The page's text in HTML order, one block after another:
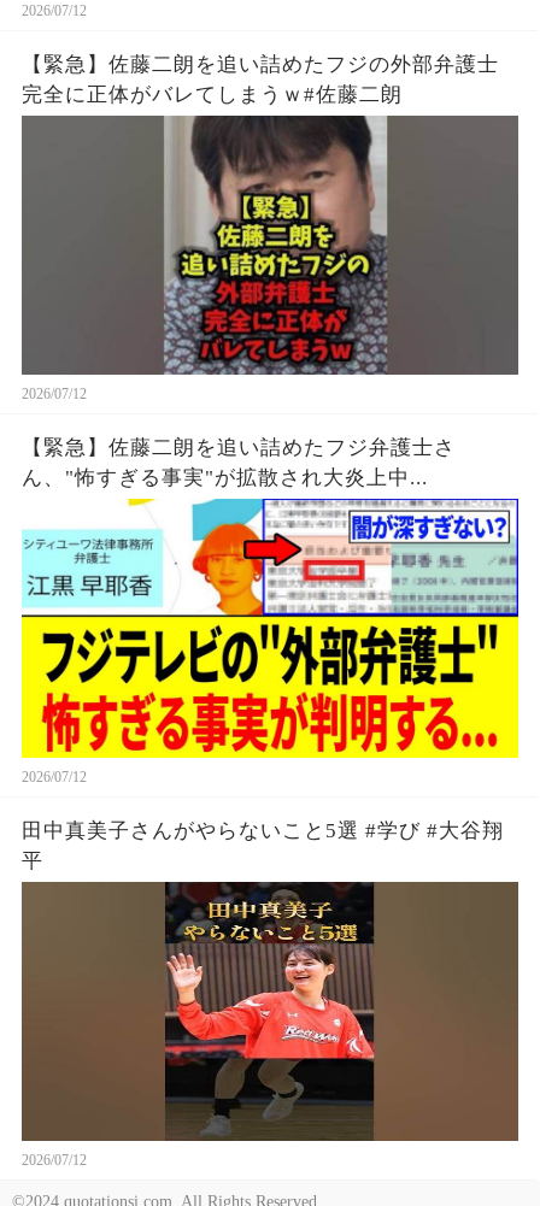
2026/07/12
【緊急】佐藤二朗を追い詰めたフジの外部弁護士
完全に正体がバレてしまうｗ#佐藤二朗
2026/07/12
【緊急】佐藤二朗を追い詰めたフジ弁護士さ
ん、"怖すぎる事実"が拡散され大炎上中...
2026/07/12
田中真美子さんがやらないこと5選 #学び #大谷翔
平
2026/07/12
©2024 quotationsi.com. All Rights Reserved.